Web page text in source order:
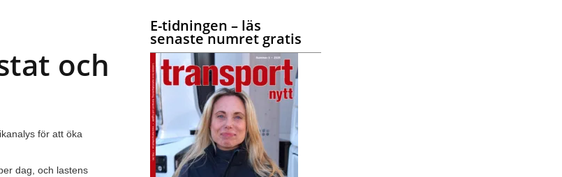
och
för att öka
dag, och lastens
E-tidningen – läs
senaste numret gratis